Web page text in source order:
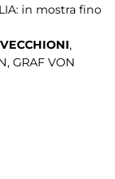
in mostra fino
,
GRAF VON